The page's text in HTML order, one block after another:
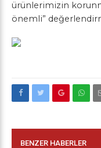
ürünlerimizin
önemli”
BENZER HABERLER